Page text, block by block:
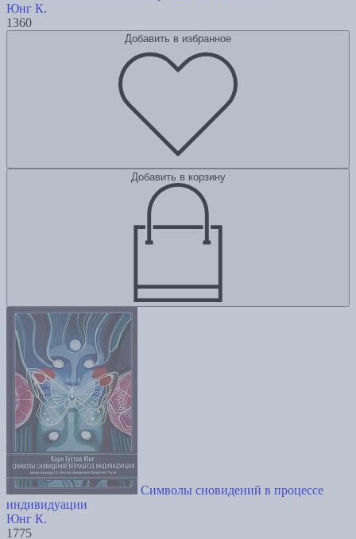
Юнг К.
1360
Добавить в избранное
Добавить в корзину
Символы сновидений в процессе
индивидуации
Юнг К.
1775